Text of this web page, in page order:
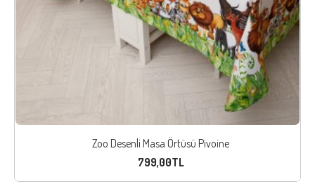
Zoo Desenli Masa Örtüsü Pivoine
799,00TL